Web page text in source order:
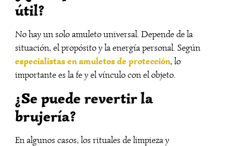
útil?
No hay un solo amuleto universal. Depende de la
situación, el propósito y la energía personal. Según
especialistas en amuletos de protección, lo
importante es la fe y el vínculo con el objeto.
¿Se puede revertir la
brujería?
En algunos casos, los rituales de limpieza y